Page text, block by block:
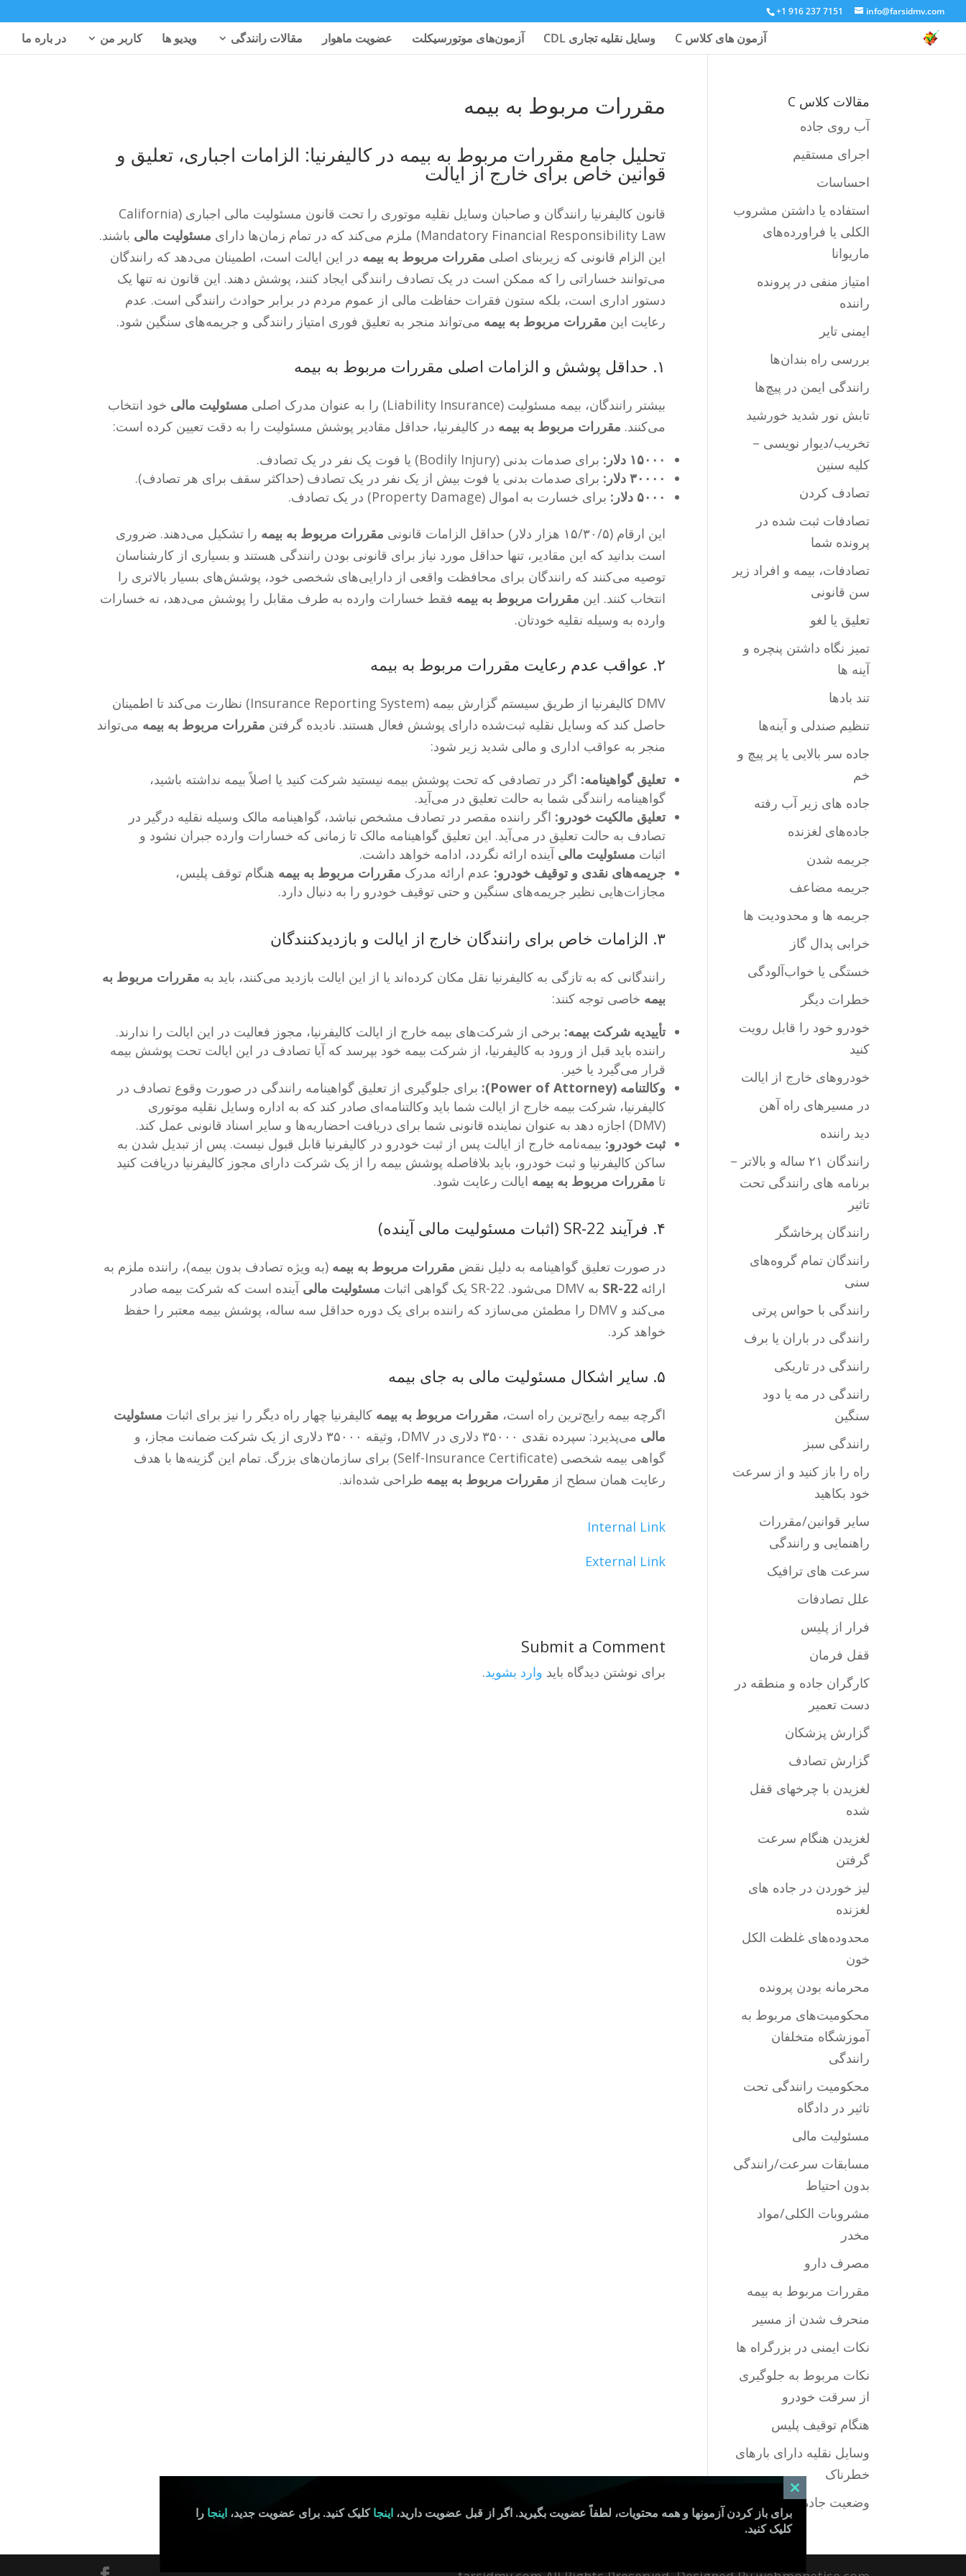
+1 916 237 7151 info@farsidmv.com
آزمون های کلاس C وسایل نقلیه تجاری CDL آزمون‌های موتورسیکلت عضویت ماهوار مقالات رانندگی ویدیو ها کاربر من در باره ما
مقررات مربوط به بیمه
تحلیل جامع مقررات مربوط به بیمه در کالیفرنیا: الزامات اجباری، تعلیق و
قوانین خاص برای خارج از ایالت
قانون کالیفرنیا رانندگان و صاحبان وسایل نقلیه موتوری را تحت قانون مسئولیت مالی اجباری (California
Mandatory Financial Responsibility Law) ملزم می‌کند که در تمام زمان‌ها دارای
مسئولیت مالی باشند.
این الزام قانونی که زیربنای اصلی مقررات مربوط به بیمه در این ایالت است، اطمینان می‌دهد که رانندگان
می‌توانند خساراتی را که ممکن است در یک تصادف رانندگی ایجاد کنند، پوشش دهند. این قانون نه تنها یک
دستور اداری است، بلکه ستون فقرات حفاظت مالی از عموم مردم در برابر حوادث رانندگی است. عدم
رعایت این مقررات مربوط به بیمه می‌تواند منجر به تعلیق فوری امتیاز رانندگی و جریمه‌های سنگین شود.
۱. حداقل پوشش و الزامات اصلی مقررات مربوط به بیمه
بیشتر رانندگان، بیمه مسئولیت (Liability Insurance) را به عنوان مدرک اصلی مسئولیت مالی خود انتخاب
می‌کنند. مقررات مربوط به بیمه در کالیفرنیا، حداقل مقادیر پوشش مسئولیت را به دقت تعیین کرده است:
۱۵۰۰۰ دلار:
برای صدمات بدنی (Bodily Injury) یا فوت یک نفر در یک تصادف.
۳۰۰۰۰ دلار:
برای صدمات بدنی یا فوت بیش از یک نفر در یک تصادف (حداکثر سقف برای هر تصادف).
۵۰۰۰ دلار:
برای خسارت به اموال (Property Damage) در یک تصادف.
این ارقام (۱۵/۳۰/۵ هزار دلار) حداقل الزامات قانونی مقررات مربوط به بیمه را تشکیل می‌دهند. ضروری
است بدانید که این مقادیر، تنها حداقل مورد نیاز برای قانونی بودن رانندگی هستند و بسیاری از کارشناسان
توصیه می‌کنند که رانندگان برای محافظت واقعی از دارایی‌های شخصی خود، پوشش‌های بسیار بالاتری را
انتخاب کنند. این مقررات مربوط به بیمه فقط خسارات وارده به طرف مقابل را پوشش می‌دهد، نه خسارات
وارده به وسیله نقلیه خودتان.
۲. عواقب عدم رعایت مقررات مربوط به بیمه
DMV کالیفرنیا از طریق سیستم گزارش بیمه (Insurance Reporting System) نظارت می‌کند تا اطمینان
حاصل کند که وسایل نقلیه ثبت‌شده دارای پوشش فعال هستند. نادیده گرفتن مقررات مربوط به بیمه می‌تواند
منجر به عواقب اداری و مالی شدید زیر شود:
تعلیق گواهینامه: اگر در تصادفی که تحت پوشش بیمه نیستید شرکت کنید یا اصلاً بیمه نداشته باشید،
گواهینامه رانندگی شما به حالت تعلیق در می‌آید.
تعلیق مالکیت خودرو: اگر راننده مقصر در تصادف مشخص نباشد، گواهینامه مالک وسیله نقلیه درگیر در
تصادف به حالت تعلیق در می‌آید. این تعلیق گواهینامه مالک تا زمانی که خسارات وارده جبران نشود و
اثبات مسئولیت مالی آینده ارائه نگردد، ادامه خواهد داشت.
جریمه‌های نقدی و توقیف خودرو: عدم ارائه مدرک مقررات مربوط به بیمه هنگام توقف پلیس،
مجازات‌هایی نظیر جریمه‌های سنگین و حتی توقیف خودرو را به دنبال دارد.
۳. الزامات خاص برای رانندگان خارج از ایالت و بازدیدکنندگان
رانندگانی که به تازگی به کالیفرنیا نقل مکان کرده‌اند یا از این ایالت بازدید می‌کنند، باید به مقررات مربوط به
بیمه خاصی توجه کنند:
تأییدیه شرکت بیمه: برخی از شرکت‌های بیمه خارج از ایالت کالیفرنیا، مجوز فعالیت در این ایالت را ندارند.
راننده باید قبل از ورود به کالیفرنیا، از شرکت بیمه خود بپرسد که آیا تصادف در این ایالت تحت پوشش بیمه
قرار می‌گیرد یا خیر.
وکالتنامه (Power of Attorney):
برای جلوگیری از تعلیق گواهینامه رانندگی در صورت وقوع تصادف در
کالیفرنیا، شرکت بیمه خارج از ایالت شما باید وکالتنامه‌ای صادر کند که به اداره وسایل نقلیه موتوری
(DMV) اجازه دهد به عنوان نماینده قانونی شما برای دریافت احضاریه‌ها و سایر اسناد قانونی عمل کند.
ثبت خودرو: بیمه‌نامه خارج از ایالت پس از ثبت خودرو در کالیفرنیا قابل قبول نیست. پس از تبدیل شدن به
ساکن کالیفرنیا و ثبت خودرو، باید بلافاصله پوشش بیمه را از یک شرکت دارای مجوز کالیفرنیا دریافت کنید
تا مقررات مربوط به بیمه ایالت رعایت شود.
۴. فرآیند SR-22 (اثبات مسئولیت مالی آینده)
در صورت تعلیق گواهینامه به دلیل نقض مقررات مربوط به بیمه (به ویژه تصادف بدون بیمه)، راننده ملزم به
ارائه SR-22 به DMV می‌شود. SR-22 یک گواهی اثبات مسئولیت مالی آینده است که شرکت بیمه صادر
می‌کند و DMV را مطمئن می‌سازد که راننده برای یک دوره حداقل سه ساله، پوشش بیمه معتبر را حفظ
خواهد کرد.
۵. سایر اشکال مسئولیت مالی به جای بیمه
اگرچه بیمه رایج‌ترین راه است، مقررات مربوط به بیمه کالیفرنیا چهار راه دیگر را نیز برای اثبات مسئولیت
مالی
می‌پذیرد: سپرده نقدی ۳۵۰۰۰ دلاری در DMV، وثیقه ۳۵۰۰۰ دلاری از یک شرکت ضمانت مجاز، و
گواهی بیمه شخصی (Self-Insurance Certificate) برای سازمان‌های بزرگ. تمام این گزینه‌ها با هدف
رعایت همان سطح از مقررات مربوط به بیمه طراحی شده‌اند.
Internal Link
External Link
Submit a Comment
برای نوشتن دیدگاه باید وارد بشوید.
مقالات کلاس C
آب روی جاده
اجرای مستقیم
احساسات
استفاده یا داشتن مشروب
الکلی یا فراورده‌های
ماریوانا
امتیاز منفی در پرونده
راننده
ایمنی تایر
بررسی راه بندان‌ها
رانندگی ایمن در پیچ‌ها
تابش نور شدید خورشید
تخریب/دیوار نویسی –
کلیه سنین
تصادف کردن
تصادفات ثبت شده در
پرونده شما
تصادفات، بیمه و افراد زیر
سن قانونی
تعلیق یا لغو
تمیز نگاه داشتن پنچره و
آینه ها
تند بادها
تنظیم صندلی و آینه‌ها
جاده سر بالایی یا پر پیچ و
خم
جاده‌ های زیر آب رفته
جاده‌های لغزنده
جریمه شدن
جریمه مضاعف
جریمه ها و محدودیت‌ ها
خرابی پدال گاز
خستگی یا خواب‌آلودگی
خطرات دیگر
خودرو خود را قابل رویت
کنید
خودروهای خارج از ایالت
در مسیرهای راه آهن
دید راننده
رانندگان ۲۱ ساله و بالاتر –
برنامه های رانندگی تحت
تاثیر
رانندگان پرخاشگر
رانندگان تمام گروه‌های
سنی
رانندگی با حواس پرتی
رانندگی در باران یا برف
رانندگی در تاریکی
رانندگی در مه یا دود
سنگین
رانندگی سبز
راه را باز کنید و از سرعت
خود بکاهید
سایر قوانین/مقررات
راهنمایی و رانندگی
سرعت های ترافیک
علل تصادفات
فرار از پلیس
قفل فرمان
کارگران جاده و منطقه در
دست تعمیر
گزارش پزشکان
گزارش تصادف
لغزیدن با چرخهای قفل
شده
لغزیدن هنگام سرعت
گرفتن
لیز خوردن در جاده های
لغزنده
محدوده‌های غلظت الکل
خون
محرمانه بودن پرونده
محکومیت‌های مربوط به
آموزشگاه متخلفان
رانندگی
محکومیت‌ رانندگی تحت
تاثیر در دادگاه
مسئولیت مالی
مسابقات سرعت/رانندگی
بدون احتیاط
مشروبات الکلی/مواد
مخدر
مصرف دارو
مقررات مربوط به بیمه
منحرف شدن از مسیر
نکات ایمنی در بزرگراه ها
نکات مربوط به جلوگیری
از سرقت خودرو
هنگام توقیف پلیس
وسایل نقلیه دارای بارهای
خطرناک
وضعیت جاده چگونه است
Close
this
module
برای باز کردن آزمونها و همه محتویات، لطفاً عضویت بگیرید. اگر از قبل عضویت دارید، اینجاکلیک کنید. برای عضویت جدید، اینجا را
کلیک کنید.